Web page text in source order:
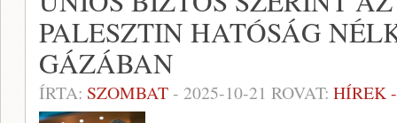
PALESZTIN HATÓSÁG
GÁZÁBAN
ÍRTA: SZOMBAT- 2025-10-21 ROVAT: HÍREK